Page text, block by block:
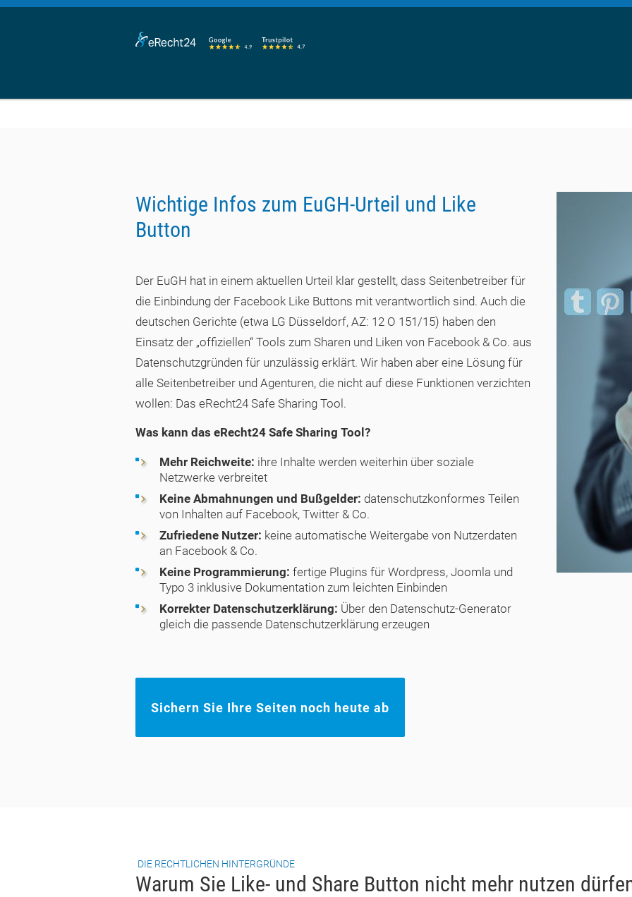
Wichtige Infos zum EuGH-Urteil und Like
Button
Der EuGH hat in einem aktuellen Urteil klar gestellt, dass Seitenbetreiber für
die Einbindung der Facebook Like Buttons mit verantwortlich sind. Auch die
deutschen Gerichte (etwa LG Düsseldorf, AZ: 12 O 151/15) haben den
Einsatz der „offiziellen“ Tools zum Sharen und Liken von Facebook & Co. aus
Datenschutzgründen für unzulässig erklärt. Wir haben aber eine Lösung für
alle Seitenbetreiber und Agenturen, die nicht auf diese Funktionen verzichten
wollen: Das eRecht24 Safe Sharing Tool.
Was kann das eRecht24 Safe Sharing Tool?
Mehr Reichweite: ihre Inhalte werden weiterhin über soziale
Netzwerke verbreitet
Keine Abmahnungen und Bußgelder: datenschutzkonformes Teilen
von Inhalten auf Facebook, Twitter & Co.
Zufriedene Nutzer: keine automatische Weitergabe von Nutzerdaten
an Facebook & Co.
Keine Programmierung: fertige Plugins für Wordpress, Joomla und
Typo 3 inklusive Dokumentation zum leichten Einbinden
Korrekter Datenschutzerklärung: Über den Datenschutz-Generator
gleich die passende Datenschutzerklärung erzeugen
Sichern Sie Ihre Seiten noch heute ab
DIE RECHTLICHEN HINTERGRÜNDE
Warum Sie Like- und Share Button nicht mehr nutzen